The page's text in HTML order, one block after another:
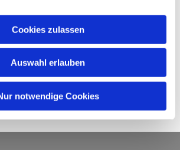
Cookies zulassen
Auswahl erlauben
notwendige Cookies